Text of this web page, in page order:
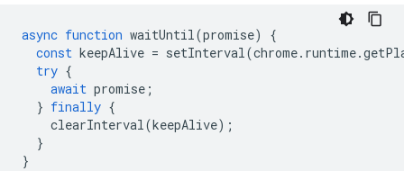
async function waitUntil(promise)
{
const keepAlive = setInterval(chrome. runtime.
try {
await promise ;
} finally {
clearInterval(keepAlive);
}
}